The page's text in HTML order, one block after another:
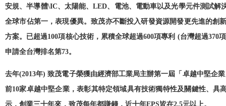
安規、半導體\IC、太陽能、LED、電池、電動車以及光學元件測試解
全球市佔第一，表現優異。致茂亦不斷投入研發資源開發更先進的創
方案。已超過100項核心技術，累積全球超過600項專利 (台灣超過370
申請全台灣排名第73。
去年(2013年) 致茂電子榮獲由經濟部工業局主辦第一屆「卓越中堅企
前10家卓越中堅企業，表彰其特定領域具有技術獨特性及關鍵性、具
示，創業三十年來，致茂每年都賺錢，近十年EPS皆在2.5元以上。